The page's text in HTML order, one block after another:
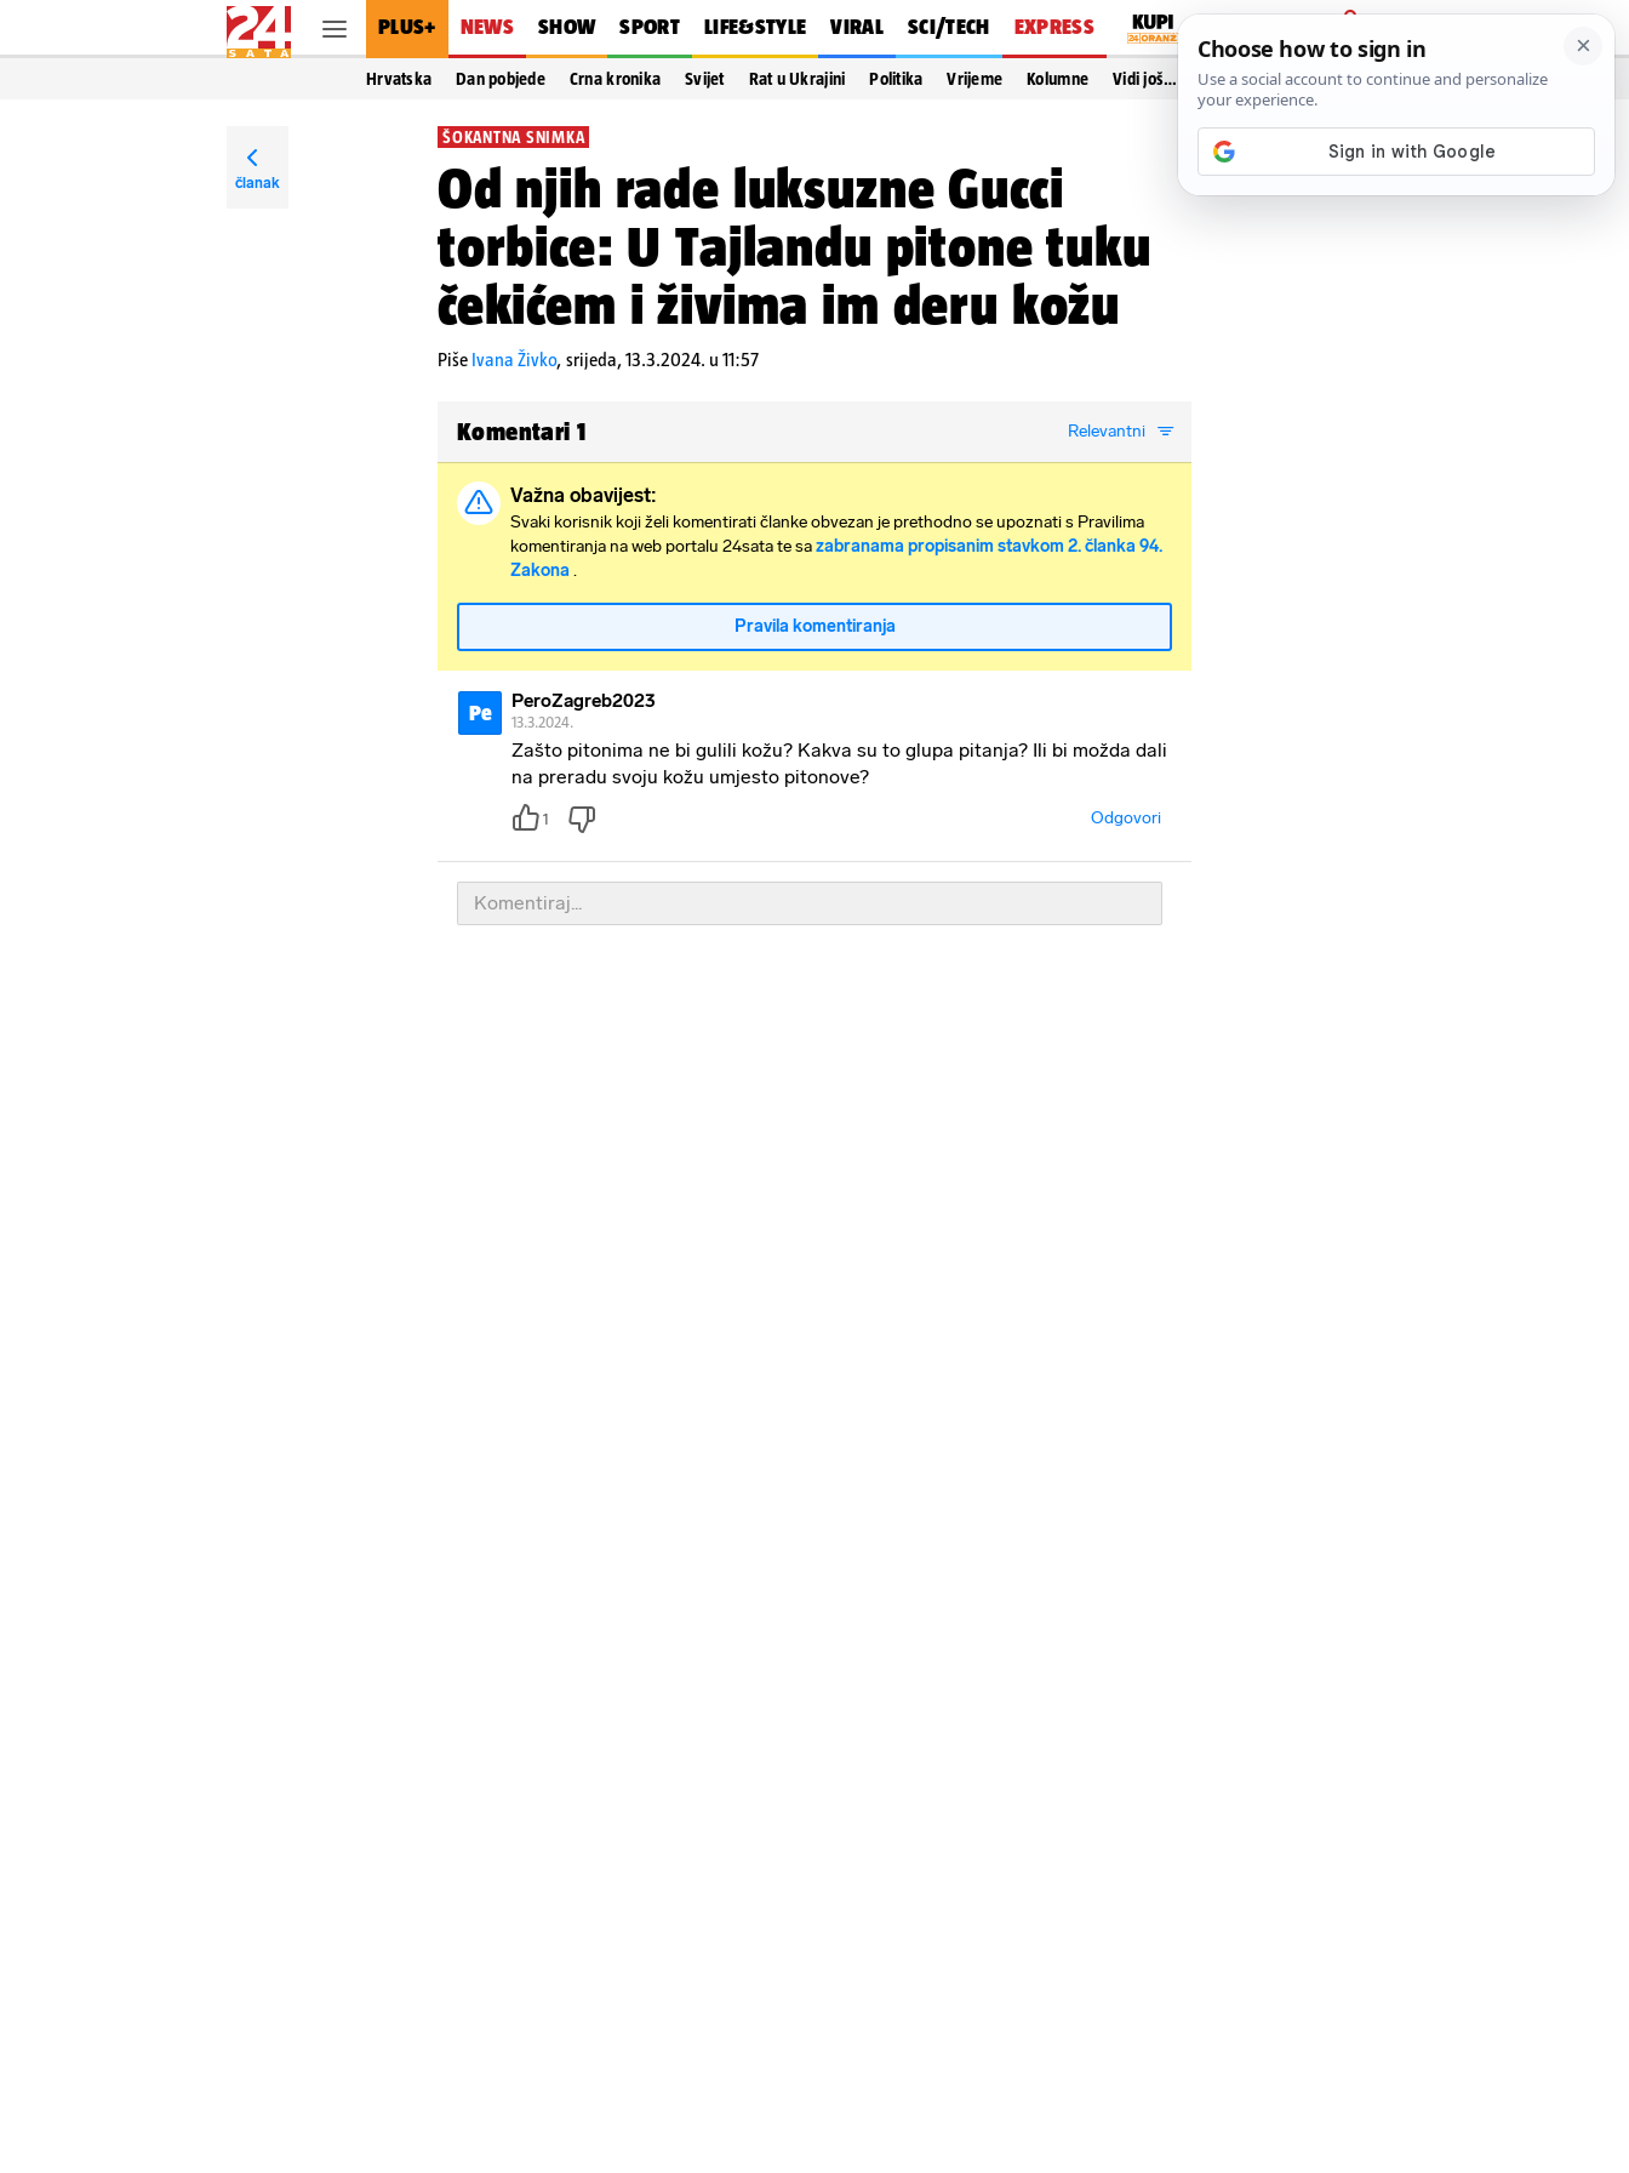
PLUS+ NEWS SHOW SPORT LIFE&STYLE VIRAL SCI/TECH EXPRESS
PRIJAVA
Hrvatska Dan pobjede Crna kronika Svijet Rat u Ukrajini Politika Vrijeme Kolumne Vidi još…
članak
ŠOKANTNA SNIMKA
Od njih rade luksuzne Gucci
torbice: U Tajlandu pitone tuku
čekićem i živima im deru kožu
Piše Ivana Živko, srijeda, 13.3.2024. u 11:57
Komentari 1 Relevantni
Važna obavijest:
Svaki korisnik koji želi komentirati članke obvezan je prethodno se upoznati s Pravilima
komentiranja na web portalu 24sata te sazabranama propisanim stavkom 2. članka 94.
Zakona .
Pravila komentiranja
Pe PeroZagreb2023
13.3.2024.
Zašto pitonima ne bi gulili kožu? Kakva su to glupa pitanja? Ili bi možda dali
na preradu svoju kožu umjesto pitonove?
1 Odgovori